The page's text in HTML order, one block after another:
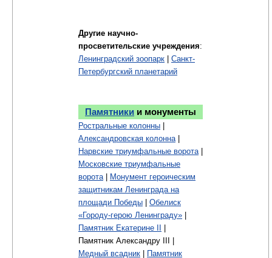
Другие научно-
просветительские учреждения:
Ленинградский зоопарк
Санкт-
Петербургский планетарий
Памятники и монументы
Ростральные колонны
Александровская колонна|
Нарвские триумфальные ворота|
Московские триумфальные
ворота|
Монумент героическим
защитникам Ленинграда на
площади Победы
Обелиск
«Городу-герою Ленинграду»
Памятник Екатерине II
Памятник Александру III |
Медный всадник
Памятник